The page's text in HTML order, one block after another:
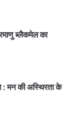
ब्लैकमेल का
: मन की अस्थिरता के